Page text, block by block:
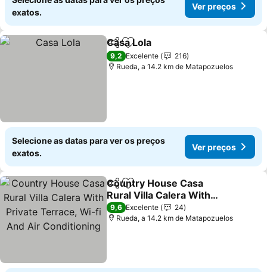
exatos.
Ver preços
PartilharAdicionar aos favoritos
Casa Lola
9,2 Excelente
216
Rueda, a 14.2 km de Matapozuelos
Selecione as datas para ver os preços
exatos.
Ver preços
PartilharAdicionar aos favoritos
Country House Casa
Rural Villa Calera With
Private Terrace, Wi-fi
And Air Conditioning
9,6 Excelente
24
Rueda, a 14.2 km de Matapozuelos